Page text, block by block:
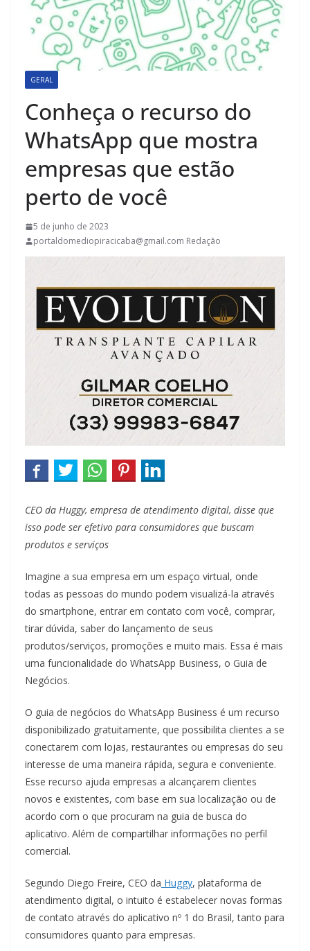
GERAL
Conheça o recurso do
WhatsApp que mostra
empresas que estão
perto de você
5 de junho de 2023
portaldomediopiracicaba@gmail.com Redação
CEO da Huggy, empresa de atendimento digital, disse que
isso pode ser efetivo para consumidores que buscam
produtos e serviços
Imagine a sua empresa em um espaço virtual, onde
todas as pessoas do mundo podem visualizá-la através
do smartphone, entrar em contato com você, comprar,
tirar dúvida, saber do lançamento de seus
produtos/serviços, promoções e muito mais. Essa é mais
uma funcionalidade do WhatsApp Business, o Guia de
Negócios.
O guia de negócios do WhatsApp Business é um recurso
disponibilizado gratuitamente, que possibilita clientes a se
conectarem com lojas, restaurantes ou empresas do seu
interesse de uma maneira rápida, segura e conveniente.
Esse recurso ajuda empresas a alcançarem clientes
novos e existentes, com base em sua localização ou de
acordo com o que procuram na guia de busca do
aplicativo. Além de compartilhar informações no perfil
comercial.
Segundo Diego Freire, CEO da Huggy, plataforma de
atendimento digital, o intuito é estabelecer novas formas
de contato através do aplicativo nº 1 do Brasil, tanto para
consumidores quanto para empresas.